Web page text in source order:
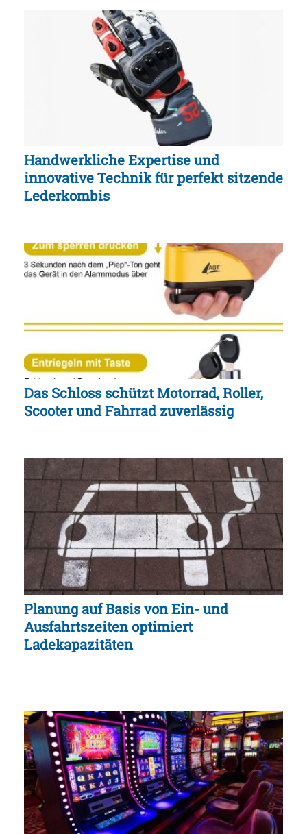
Handwerkliche Expertise und
innovative Technik für perfekt sitzende
Lederkombis
Das Schloss schützt Motorrad, Roller,
Scooter und Fahrrad zuverlässig
Planung auf Basis von Ein- und
Ausfahrtszeiten optimiert
Ladekapazitäten